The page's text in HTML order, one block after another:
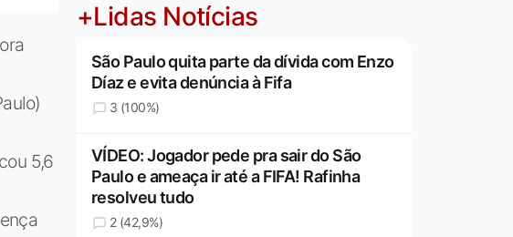
5,6
+Lidas Notícias
São Paulo quita parte da dívida com Enzo
Díaz e evita denúncia à Fifa
3 (100%)
VÍDEO: Jogador pede pra sair do São
Paulo e ameaça ir até a FIFA! Rafinha
resolveu tudo
2 (42,9%)